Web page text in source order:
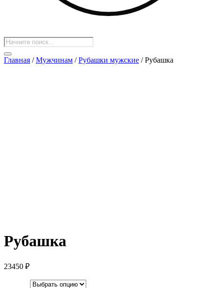
Поиск
товаров
Главная /Мужчинам /Рубашки мужские / Рубашка
Рубашка
23450 ₽